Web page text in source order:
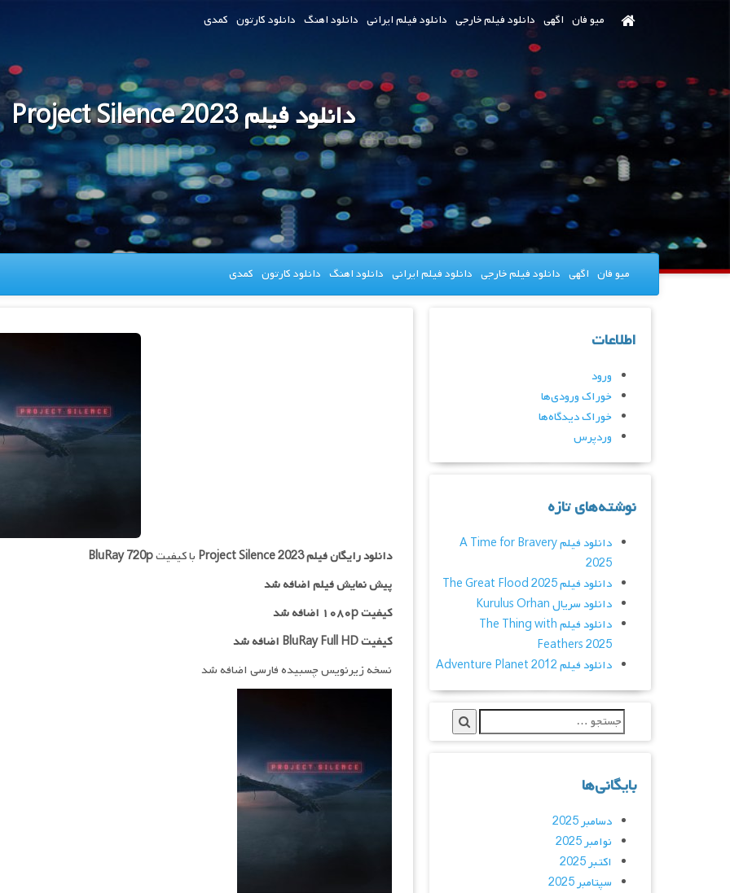
میو فان اگهی دانلود فیلم خارجی دانلود فیلم ایرانی دانلود اهنگ دانلود کارتون کمدی
دانلود فیلم Project Silence 2023
میو فان اگهی دانلود فیلم خارجی دانلود فیلم ایرانی دانلود اهنگ دانلود کارتون کمدی
دانلود رایگان فیلمProject Silence 2023 با کیفیتBluRay 720p
پیش نمایش فیلم اضافه شد
کیفیت ۱۰۸۰p اضافه شد
کیفیت BluRay Full HD اضافه شد
نسخه زیرنویس چسبیده فارسی اضافه شد
اطلاعات
ورود
خوراک ورودی‌ها
خوراک دیدگاه‌ها
وردپرس
نوشته‌های تازه
دانلود فیلم A Time for Bravery
2025
دانلود فیلم The Great Flood 2025
دانلود سریال Kurulus Orhan
دانلود فیلم The Thing with
Feathers 2025
دانلود فیلم Adventure Planet 2012
بایگانی‌ها
دسامبر 2025
نوامبر 2025
اکتبر 2025
سپتامبر 2025